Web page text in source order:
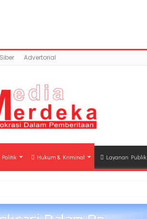
Advertorial
Politik Hukum & Kriminal Layanan Publik
KM Mutiara Sentosa II